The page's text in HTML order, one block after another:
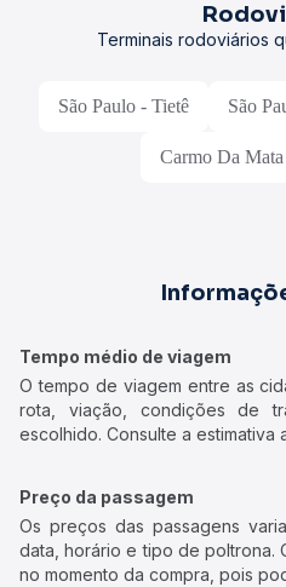
Terminais rodoviários
São Paulo - Tietê São
Carmo Da
Tempo médio de viagem
O tempo de viagem entre as
rota, viação, condições de
escolhido. Consulte a estimativa
Preço da passagem
Os preços das passagens
data, horário e tipo de poltrona.
no momento da compra, pois